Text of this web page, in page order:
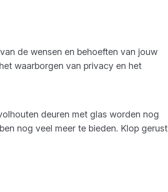
de wensen en behoeften van jouw
waarborgen van privacy en het
deuren met glas worden nog
nog veel meer te bieden. Klop gerust